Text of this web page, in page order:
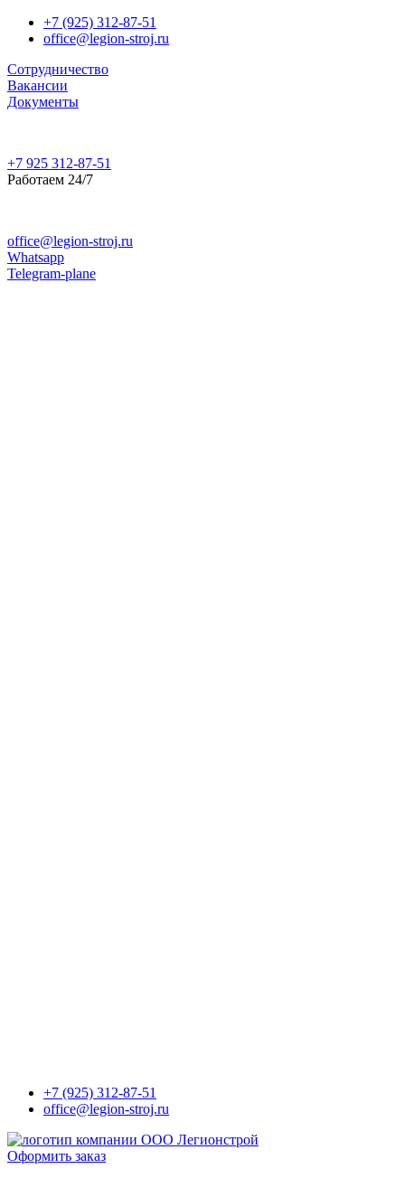
+7 (925) 312-87-51
office@legion-stroj.ru
Сотрудничество
Вакансии
Документы
+7 925 312-87-51
Работаем 24/7
office@legion-stroj.ru
Whatsapp
Telegram-plane
+7 (925) 312-87-51
office@legion-stroj.ru
Оформить заказ